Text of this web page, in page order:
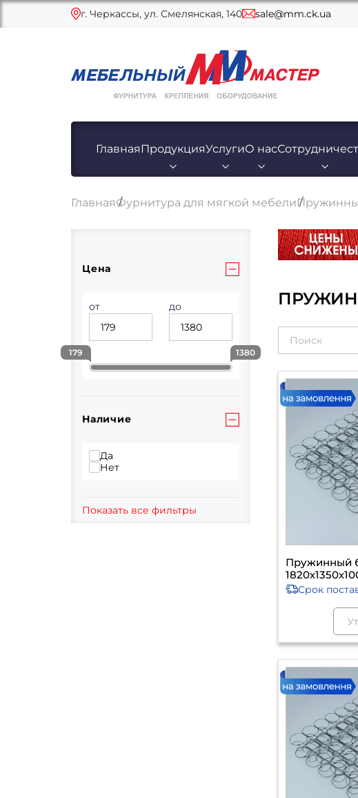
г. Черкассы, ул. Смелянская, 140 sale@mm.ck.ua
Главная ПродукцияУслугиО нас
ГлавнаяФурнитура для мягкой мебели
Цена
от до
179 1380
Наличие
Да
Нет
Показать все фильтры
Пружинный
Срок